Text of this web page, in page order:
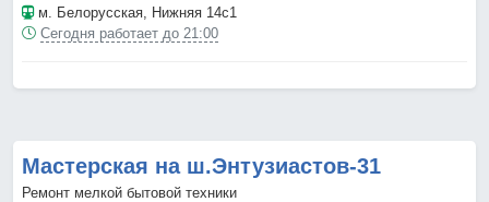
м. Белорусская , Нижняя 14с1
Сегодня работает до 21:00
Мастерская на ш.Энтузиастов-31
Ремонт мелкой бытовой техники